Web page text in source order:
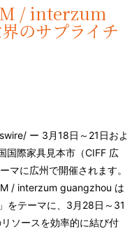
/ interzum
のサプライチ
ー 3月18日～21日およ
国際家具見本市（CIFF 広
マに広州で開催されます。
/ interzum guangzhou は
をテーマに、3月28日～31
ソースを効率的に結び付